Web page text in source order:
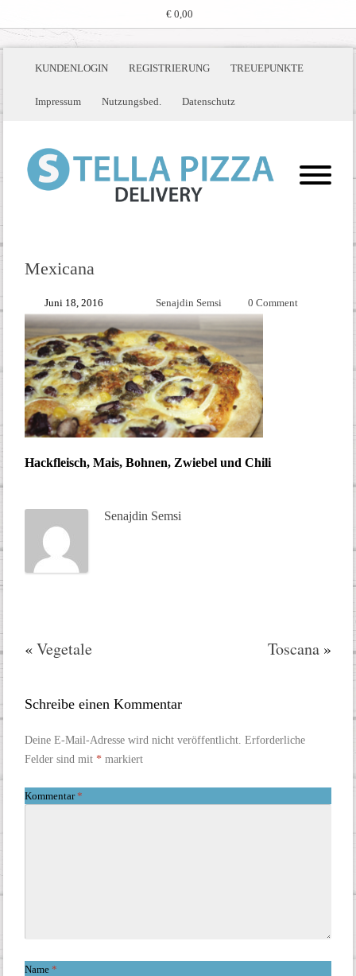
KUNDENLOGIN REGISTRIERUNG TREUEPUNKTE
Impressum Nutzungsbed. Datenschutz
Mexicana
Juni 18, 2016 Senajdin Semsi 0 Comment
Hackfleisch, Mais, Bohnen, Zwiebel und Chili
Senajdin Semsi
«Vegetale Toscana »
Schreibe einen Kommentar
Deine E-Mail-Adresse wird nicht veröffentlicht. Erforderliche
Felder sind mit *markiert
Kommentar*
Name *
€ 0,00